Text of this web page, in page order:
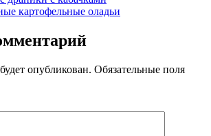
картофельные оладьи
опубликован. Обязательные поля